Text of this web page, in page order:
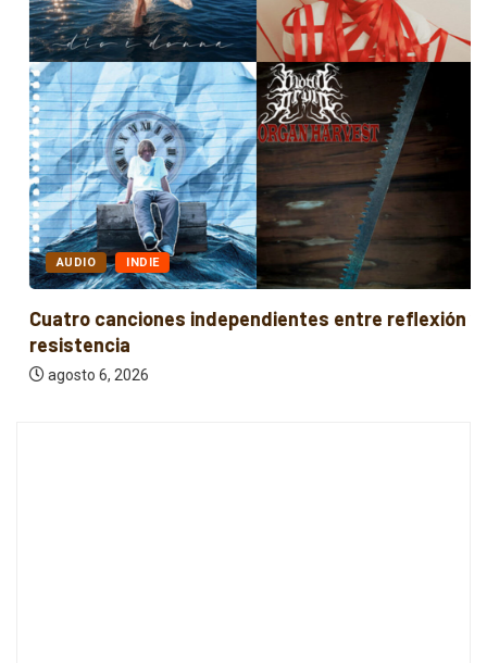
AUDIO INDIE
Cuatro canciones independientes entre reflexión y
resistencia
agosto 6, 2026